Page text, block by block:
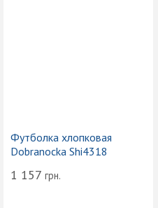
Футболка хлопковая
Dobranocka Shi4318
1 157 грн.